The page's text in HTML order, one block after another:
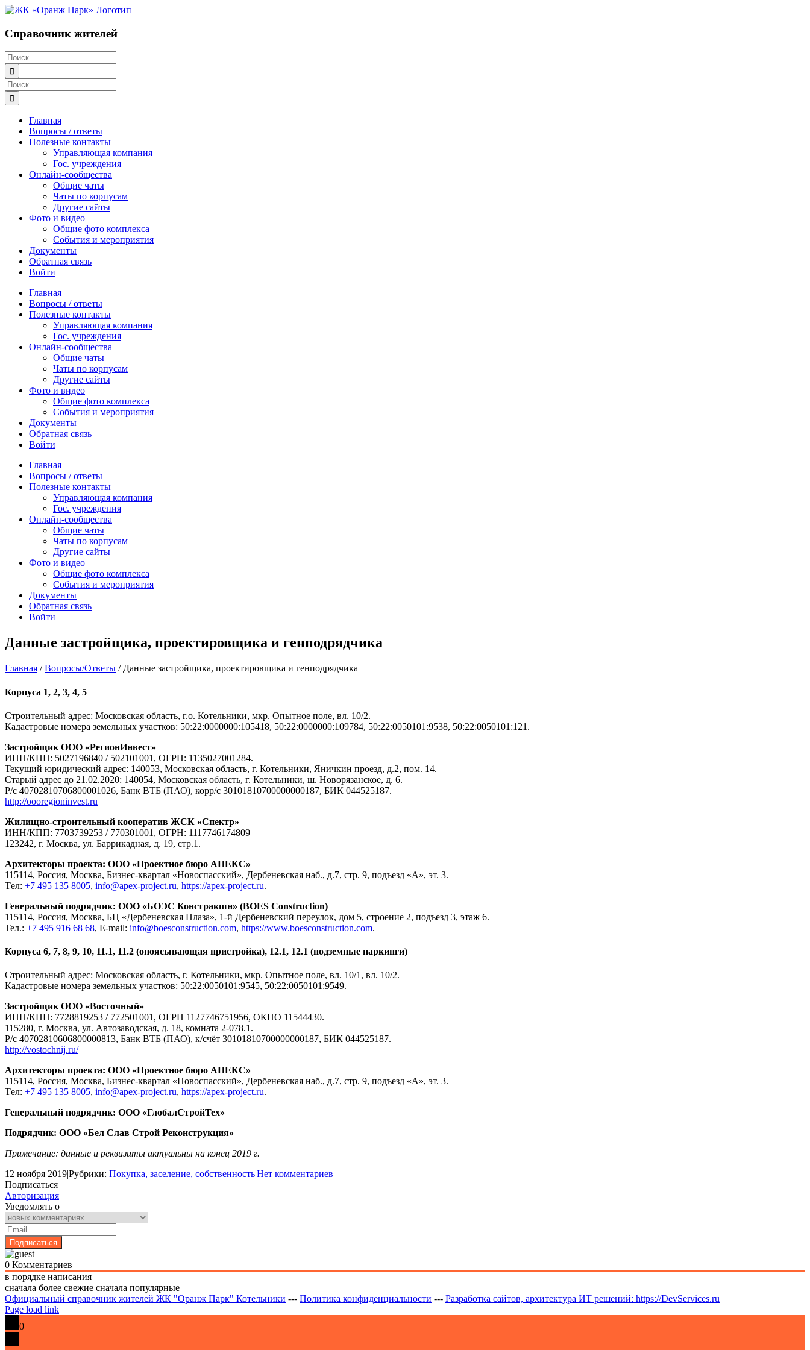
Перейти
содержимому
Справочник жителей
Поиск:
Поиск:
Главная
Вопросы / ответы
Полезные контакты
Управляющая компания
Гос. учреждения
Онлайн-сообщества
Общие чаты
Чаты по корпусам
Другие сайты
Фото и видео
Общие фото комплекса
События и мероприятия
Документы
Обратная связь
Войти
Главная
Вопросы / ответы
Полезные контакты
Управляющая компания
Гос. учреждения
Онлайн-сообщества
Общие чаты
Чаты по корпусам
Другие сайты
Фото и видео
Общие фото комплекса
События и мероприятия
Документы
Обратная связь
Войти
Главная
Вопросы / ответы
Полезные контакты
Управляющая компания
Гос. учреждения
Онлайн-сообщества
Общие чаты
Чаты по корпусам
Другие сайты
Фото и видео
Общие фото комплекса
События и мероприятия
Документы
Обратная связь
Войти
Данные застройщика, проектировщика и генподрядчика
Главная /Вопросы/Ответы / Данные застройщика, проектировщика и генподрядчика
Корпуса 1, 2, 3, 4, 5
Строительный адрес: Московская область, г.о. Котельники, мкр. Опытное поле, вл. 10/2.
Кадастровые номера земельных участков: 50:22:0000000:105418, 50:22:0000000:109784, 50:22:0050101:9538, 50:22:0050101:121.
Застройщик ООО «РегионИнвест»
ИНН/КПП: 5027196840 / 502101001, ОГРН: 1135027001284.
Текущий юридический адрес: 140053, Московская область, г. Котельники, Яничкин проезд, д.2, пом. 14.
Старый адрес до 21.02.2020: 140054, Московская область, г. Котельники, ш. Новорязанское, д. 6.
Р/с 40702810706800001026, Банк ВТБ (ПАО), корр/с 30101810700000000187, БИК 044525187.
http://oooregioninvest.ru
Жилищно-строительный кооператив ЖСК «Спектр»
ИНН/КПП: 7703739253 / 770301001, ОГРН: 1117746174809
123242, г. Москва, ул. Баррикадная, д. 19, стр.1.
Архитекторы проекта: ООО «Проектное бюро АПЕКС»
115114, Россия, Москва, Бизнес-квартал «Новоспасский», Дербеневская наб., д.7, стр. 9, подъезд «А», эт. 3.
Tел: +7 495 135 8005, info@apex-project.ru, https://apex-project.ru.
Генеральный подрядчик: ООО «БОЭС Констракшн» (BOES Construction)
115114, Россия, Москва, БЦ «Дербеневская Плаза», 1-й Дербеневский переулок, дом 5, строение 2, подъезд 3, этаж 6.
Тел.: +7 495 916 68 68, E-mail: info@boesconstruction.com, https://www.boesconstruction.com.
Корпуса 6, 7, 8, 9, 10, 11.1, 11.2 (опоясывающая пристройка), 12.1, 12.1 (подземные паркинги)
Строительный адрес: Московская область, г. Котельники, мкр. Опытное поле, вл. 10/1, вл. 10/2.
Кадастровые номера земельных участков: 50:22:0050101:9545, 50:22:0050101:9549.
Застройщик ООО «Восточный»
ИНН/КПП: 7728819253 / 772501001, ОГРН 1127746751956, ОКПО 11544430.
115280, г. Москва, ул. Автозаводская, д. 18, комната 2-078.1.
Р/с 40702810606800000813, Банк ВТБ (ПАО), к/счёт 30101810700000000187, БИК 044525187.
http://vostochnij.ru/
Архитекторы проекта: ООО «Проектное бюро АПЕКС»
115114, Россия, Москва, Бизнес-квартал «Новоспасский», Дербеневская наб., д.7, стр. 9, подъезд «А», эт. 3.
Tел: +7 495 135 8005, info@apex-project.ru, https://apex-project.ru.
Генеральный подрядчик: ООО «ГлобалСтройТех»
Подрядчик: ООО «Бел Слав Строй Реконструкция»
Примечание: данные и реквизиты актуальны на конец 2019 г.
12 ноября 2019|Рубрики: Покупка, заселение, собственность|Нет комментариев
Подписаться
Авторизация
Уведомлять о
0 Комментариев
в порядке написания
сначала более свежие сначала популярные
Официальный справочник жителей ЖК "Оранж Парк" Котельники --- Политика конфиденциальности --- Разработка сайтов, архитектура ИТ решений: https://DevServices.ru
Page load link
0